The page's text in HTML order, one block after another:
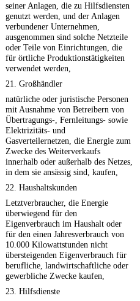
seiner Anlagen, die zu Hilfsdiensten
genutzt werden, und der Anlagen
verbundener Unternehmen,
ausgenommen sind solche Netzteile
oder Teile von Einrichtungen, die
für örtliche Produktionstätigkeiten
verwendet werden,
21. Großhändler
natürliche oder juristische Personen
mit Ausnahme von Betreibern von
Übertragungs-, Fernleitungs- sowie
Elektrizitäts- und
Gasverteilernetzen, die Energie zum
Zwecke des Weiterverkaufs
innerhalb oder außerhalb des Netzes,
in dem sie ansässig sind, kaufen,
22. Haushaltskunden
Letztverbraucher, die Energie
überwiegend für den
Eigenverbrauch im Haushalt oder
für den einen Jahresverbrauch von
10.000 Kilowattstunden nicht
übersteigenden Eigenverbrauch für
berufliche, landwirtschaftliche oder
gewerbliche Zwecke kaufen,
23. Hilfsdienste